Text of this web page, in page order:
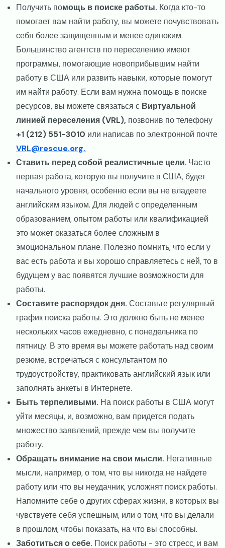
Получить помощь в поиске работы. Когда кто-то
помогает вам найти работу, вы можете почувствовать
себя более защищенным и менее одиноким.
Большинство агентств по переселению имеют
программы, помогающие новоприбывшим найти
работу в США или развить навыки, которые помогут
им найти работу. Если вам нужна помощь в поиске
ресурсов, вы можете связаться с Виртуальной
линией переселения (VRL), позвонив по телефону
+1 (212) 551-3010 или написав по электронной почте
VRL@rescue.org.
Ставить перед собой реалистичные цели. Часто
первая работа, которую вы получите в США, будет
начального уровня, особенно если вы не владеете
английским языком. Для людей с определенным
образованием, опытом работы или квалификацией
это может оказаться более сложным в
эмоциональном плане. Полезно помнить, что если у
вас есть работа и вы хорошо справляетесь с ней, то в
будущем у вас появятся лучшие возможности для
работы.
Составите распорядок дня. Составьте регулярный
график поиска работы. Это должно быть не менее
нескольких часов ежедневно, с понедельника по
пятницу. В это время вы можете работать над своим
резюме, встречаться с консультантом по
трудоустройству, практиковать английский язык или
заполнять анкеты в Интернете.
Быть терпеливыми. На поиск работы в США могут
уйти месяцы, и, возможно, вам придется подать
множество заявлений, прежде чем вы получите
работу.
Обращать внимание на свои мысли. Негативные
мысли, например, о том, что вы никогда не найдете
работу или что вы неудачник, усложнят поиск работы.
Напомните себе о других сферах жизни, в которых вы
чувствуете себя успешным, или о том, что вы делали
в прошлом, чтобы показать, на что вы способны.
Заботиться о себе. Поиск работы - это стресс, и вам